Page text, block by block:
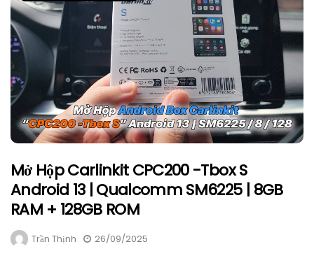
Mở Hộp Carlinkit CPC200 -Tbox S
Android 13 | Qualcomm SM6225 | 8GB
RAM + 128GB ROM
Trần Thịnh 26/09/2025